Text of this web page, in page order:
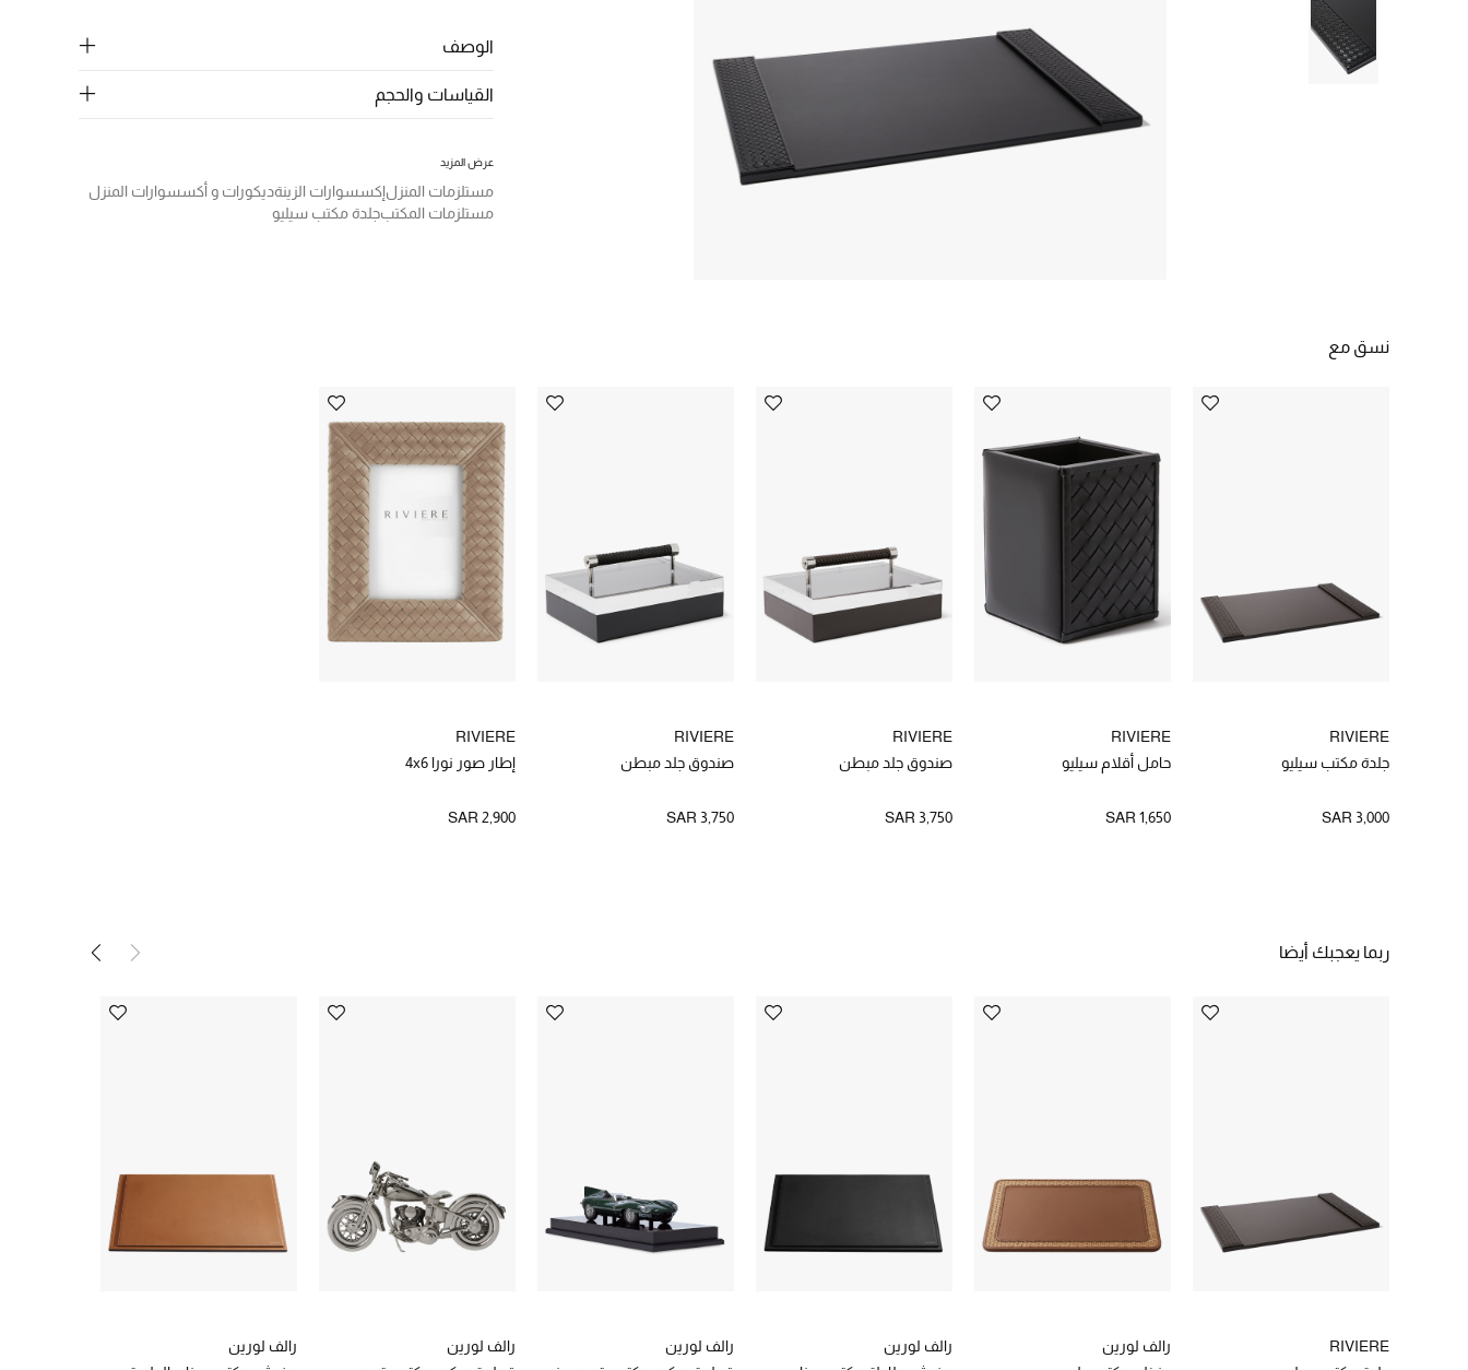
الوصف
القياسات والحجم
عرض المزيد
مستلزمات المنزلإكسسوارات الزينةديكورات و أكسسوارات المنزل
مستلزمات المكتبجلدة مكتب سيليو
نسق مع
RIVIERE
جلدة مكتب سيليو
SAR 3,000
RIVIERE
حامل أقلام سيليو
SAR 1,650
RIVIERE
صندوق جلد مبطن
SAR 3,750
RIVIERE
صندوق جلد مبطن
SAR 3,750
RIVIERE
إطار صور نورا 4x6
SAR 2,900
ربما يعجبك أيضا
RIVIERE
رالف لورين
رالف لورين
رالف لورين
رالف لورين
رالف لورين